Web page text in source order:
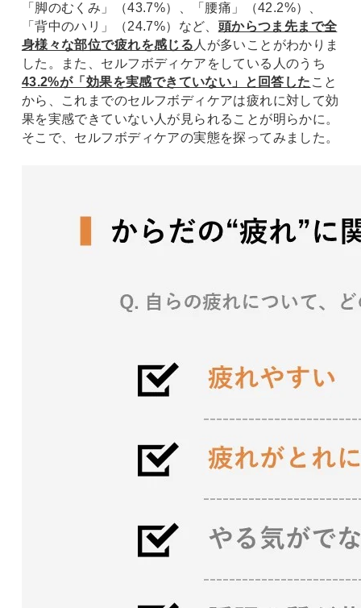
「脚のむくみ」（43.7%）、「腰痛」（42.2%）、
「背中のハリ」（24.7%）など、 頭からつま先まで全
身様々な部位で疲れを感じる 人が多いことがわかりま
した。また、セルフボディケアをしている人のうち
43.2%が「効果を実感できていない」と回答した こと
から、これまでのセルフボディケアは疲れに対して効
果を実感できていない人が見られることが明らかに。
そこで、セルフボディケアの実態を探ってみました。